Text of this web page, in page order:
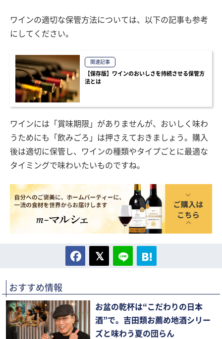
ワインの適切な保管方法については、以下の記事も参考
にしてください。
関連記事
【保存版】ワインのおいしさを持続させる保管方
法とは
ワインには「賞味期限」がありませんが、おいしく味わ
うためにも「飲みごろ」は押さえておきましょう。購入
後は適切に保管し、ワインの種類やタイプごとに最適な
タイミングで味わいたいものですね。
おすすめ情報
お盆の乾杯は“こだわりの日本
酒”で。吉田類お薦め地酒シリー
ズと味わう夏の団らん